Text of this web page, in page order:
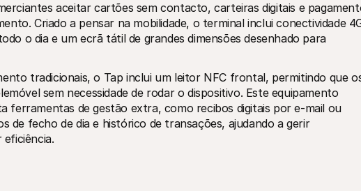
aceitar cartões sem contacto, carteiras digitais e
Criado a pensar na mobilidade, o terminal inclui conectividade
o dia e um ecrã tátil de grandes dimensões desenhado para
tradicionais, o Tap inclui um leitor NFC frontal, permitindo que
sem necessidade de rodar o dispositivo. Este equipamento
ferramentas de gestão extra, como recibos digitais por e-mail ou
de fecho de dia e histórico de transações, ajudando a gerir